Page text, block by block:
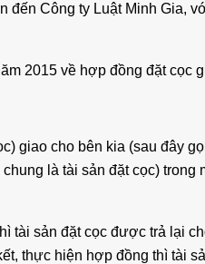
Công ty Luật Minh Gia,
2015 về hợp đồng đặt cọc
giao cho bên kia (sau đây
là tài sản đặt cọc)
tài sản đặt cọc được trả lại
thực hiện hợp đồng thì tài